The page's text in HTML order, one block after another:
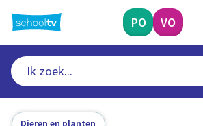
naar
hoofdinhoud
PO VO